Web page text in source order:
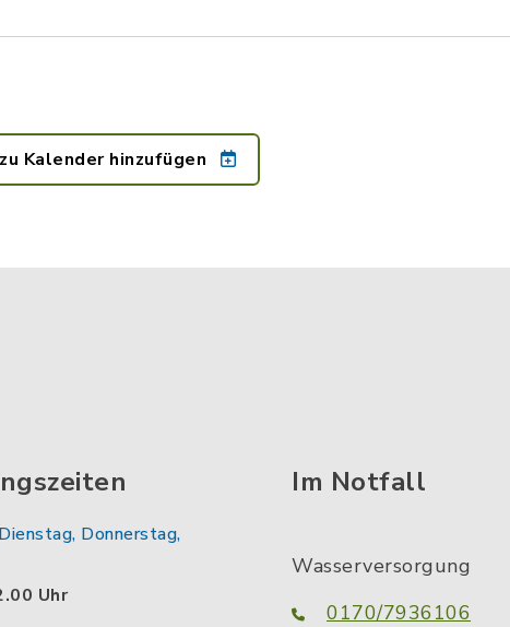
zu Kalender hinzufügen
Donnerstag,
Uhr
Im Notfall
Wasserversorgung
0170/7936106